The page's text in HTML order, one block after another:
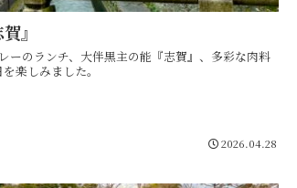
』
ーのランチ、大伴黒主の能『志賀』、多彩な肉料
楽しみました。
2026.04.28